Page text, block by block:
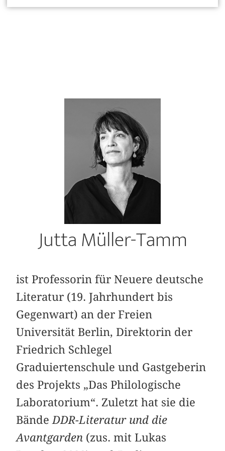
Jutta Müller-Tamm
ist Professorin für Neuere deutsche
Literatur (19. Jahrhundert bis
Gegenwart) an der Freien
Universität Berlin, Direktorin der
Friedrich Schlegel
Graduiertenschule und Gastgeberin
des Projekts „Das Philologische
Laboratorium“. Zuletzt hat sie die
BändeDDR-Literatur und die
Avantgarden (zus. mit Lukas